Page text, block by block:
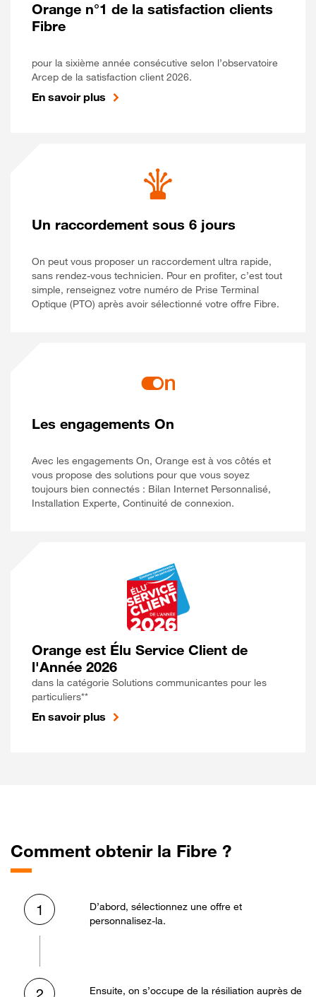
Orange n°1 de la satisfaction clients
Fibre
pour la sixième année consécutive selon l’observatoire
Arcep de la satisfaction client 2026.
En savoir plus
Un raccordement sous 6 jours
On peut vous proposer un raccordement ultra rapide,
sans rendez-vous technicien. Pour en profiter, c’est tout
simple, renseignez votre numéro de Prise Terminal
Optique (PTO) après avoir sélectionné votre offre Fibre.
Les engagements On
Avec les engagements On, Orange est à vos côtés et
vous propose des solutions pour que vous soyez
toujours bien connectés : Bilan Internet Personnalisé,
Installation Experte, Continuité de connexion.
Orange est Élu Service Client de
l'Année 2026
dans la catégorie Solutions communicantes pour les
particuliers**
En savoir plus
Comment obtenir la Fibre ?
1
D’abord, sélectionnez une offre et
personnalisez-la.
Ensuite, on s’occupe de la résiliation auprès de